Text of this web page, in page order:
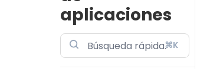
aplicaciones
⌘K